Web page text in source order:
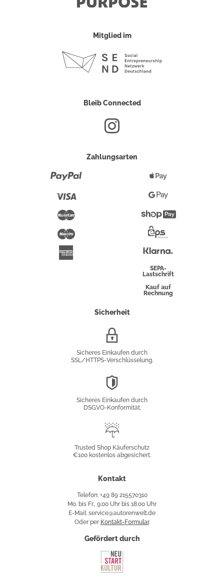
Mitglied im
Bleib Connected
Zahlungsarten
Maestro
Pay
Google
Pay
Überweisung
SEPA-
Lastschrift
Kauf auf
Rechnung
Sicherheit
Sicheres Einkaufen durch
SSL/HTTPS-Verschlüsselung.
Sicheres Einkaufen durch
DSGVO-Konformität.
Käuferschutz
Trusted Shop Käuferschutz
€100 kostenlos abgesichert.
Kontakt
Telefon: +49 89 215570310
Mo. bis Fr., 9:00 Uhr bis 18:00 Uhr
E-Mail: service@autorenwelt.de
Oder per Kontakt-Formular.
Gefördert durch